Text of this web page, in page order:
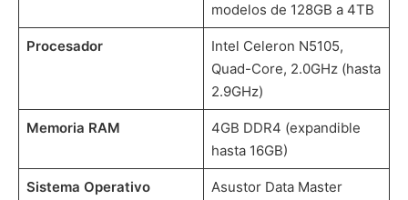
modelos de 128GB a 4TB
Procesador
Intel Celeron N5105,
Quad-Core, 2.0GHz (hasta
2.9GHz)
Memoria RAM
4GB DDR4 (expandible
hasta 16GB)
Sistema Operativo
Asustor Data Master